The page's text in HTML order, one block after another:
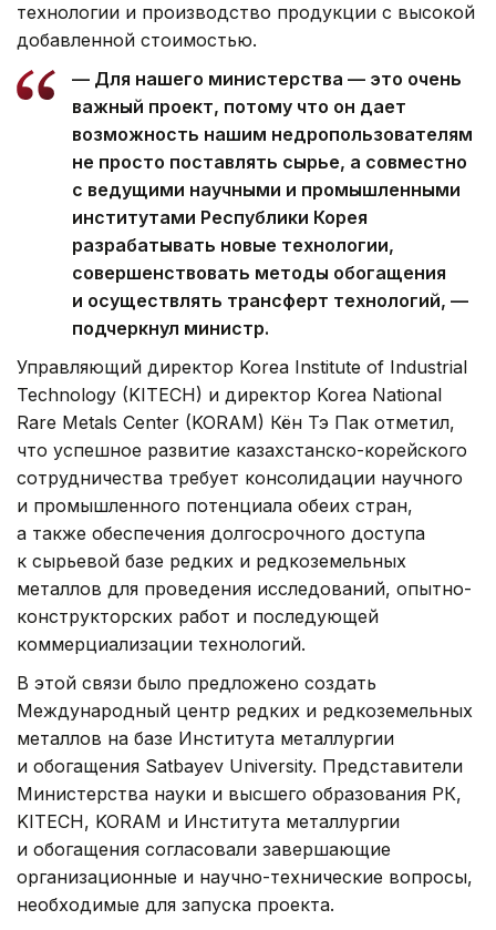
технологии и производство продукции с высокой
добавленной стоимостью.
— Для нашего министерства — это очень
важный проект, потому что он дает
возможность нашим недропользователям
не просто поставлять сырье, а совместно
с ведущими научными и промышленными
институтами Республики Корея
разрабатывать новые технологии,
совершенствовать методы обогащения
и осуществлять трансферт технологий, —
подчеркнул министр.
Управляющий директор Korea Institute of Industrial
Technology (KITECH) и директор Korea National
Rare Metals Center (KORAM) Кён Тэ Пак отметил,
что успешное развитие казахстанско-корейского
сотрудничества требует консолидации научного
и промышленного потенциала обеих стран,
а также обеспечения долгосрочного доступа
к сырьевой базе редких и редкоземельных
металлов для проведения исследований, опытно-
конструкторских работ и последующей
коммерциализации технологий.
В этой связи было предложено создать
Международный центр редких и редкоземельных
металлов на базе Института металлургии
и обогащения Satbayev University. Представители
Министерства науки и высшего образования РК,
KITECH, KORAM и Института металлургии
и обогащения согласовали завершающие
организационные и научно-технические вопросы,
необходимые для запуска проекта.